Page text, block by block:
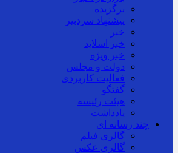
برگزیده
پیشنهاد سردبیر
خبر
خبر اسلايد
خبر ویژه
دولت و مجلس
فعالیت کاربردی
گفتگو
هیئت رئیسه
یادداشت
چند رسانه ای
گالری فیلم
گالری عکس